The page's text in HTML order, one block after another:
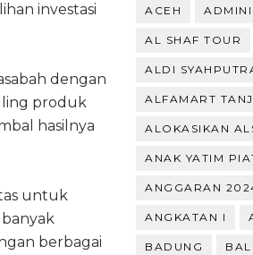
investasi
dengan
produk
hasilnya
untuk
berbagai
ACEH
AL SHAF TOUR
ALDI
ALFAMART
ALOKASIKAN
ANAK YATIM
ANGGARAN
ANGKATAN I
BADUNG BALI